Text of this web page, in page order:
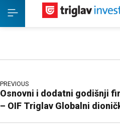
PREVIOUS
Osnovni i dodatni godišnji
– OIF Triglav Globalni